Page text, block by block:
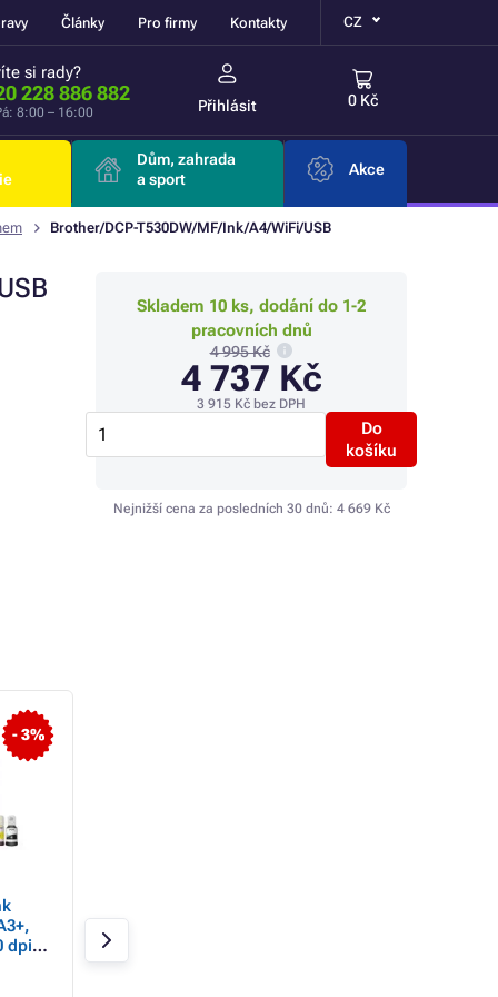
Články Pro firmy Kontakty CZ
si rady?
228 886 882
8:00 – 16:00 Přihlásit 0 Kč
Dům, zahrada
a sport
Akce
Brother/DCP-T530DW/MF/Ink/A4/WiFi/USB
Skladem 10 ks, dodání do 1-2
pracovních dnů
4 995 Kč
4 737 Kč
3 915 Kč bez DPH
Do
košíku
Nejnižší cena za posledních 30 dnů: 4 669 Kč
- 3%
dpi,
let